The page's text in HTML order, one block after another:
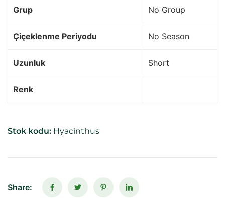
Grup No Group
Çiçeklenme Periyodu No Season
Uzunluk Short
Renk
Stok kodu: Hyacinthus
Share: